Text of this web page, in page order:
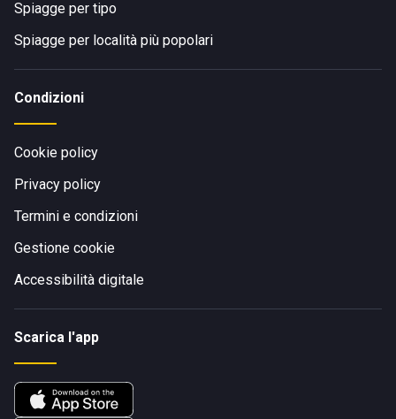
Spiagge per tipo
Spiagge per località più popolari
Condizioni
Cookie policy
Privacy policy
Termini e condizioni
Gestione cookie
Accessibilità digitale
Scarica l'app